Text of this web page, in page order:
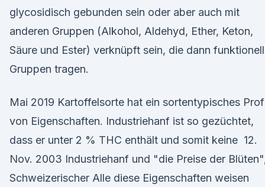
glycosidisch gebunden sein oder aber auch mit
anderen Gruppen (Alkohol, Aldehyd, Ether, Keton,
Säure und Ester) verknüpft sein, die dann
Gruppen tragen.
Mai 2019 Kartoffelsorte hat ein sortentypisches
von Eigenschaften. Industriehanf ist so gezüchtet,
dass er unter 2 % THC enthält und somit keine 12.
Nov. 2003 Industriehanf und "die Preise der
Schweizerischer Alle diese Eigenschaften weisen